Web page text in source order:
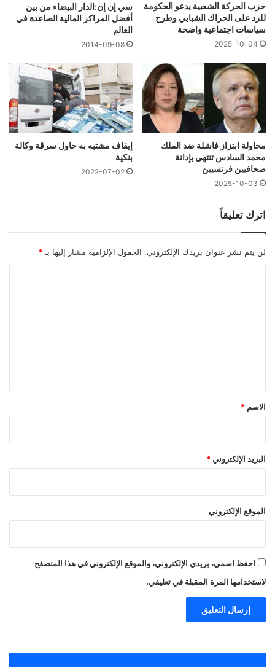
حزب الحركة الشعبية يدعو الحكومة
للرد على الحراك الشبابي وطرح
سياسات اجتماعية واضحة
2025-10-04
سي إن إن:الدار البيضاء من بين
أفضل المراكز المالية الصاعدة في
العالم
2014-09-08
محاولة ابتزاز فاشلة ضد الملك
محمد السادس تنتهي بإدانة
صحافيين فرنسيين
2025-10-03
إيقاف مشتبه به حاول سرقة وكالة
بنكية
2022-07-02
اترك تعليقاً
لن يتم نشر عنوان بريدك الإلكتروني. الحقول الإلزامية مشار إليها بـ *
*
الاسم *
البريد الإلكتروني *
الموقع الإلكتروني
احفظ اسمي، بريدي الإلكتروني، والموقع الإلكتروني في هذا المتصفح
لاستخدامها المرة المقبلة في تعليقي.